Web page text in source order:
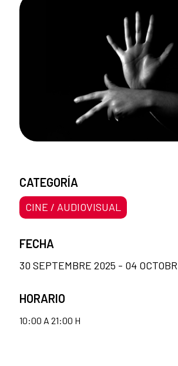
CATEGORÍA
CINE / AUDIOVISUAL
FECHA
30 SEPTEMBRE 2025 - 04
HORARIO
10:00 A 21:00 H